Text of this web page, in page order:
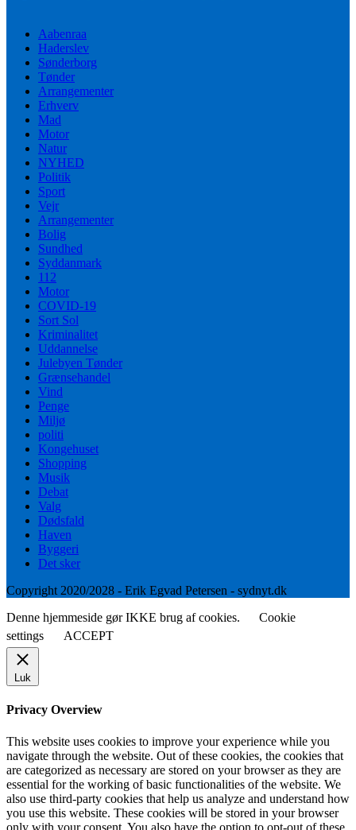
Aabenraa
Haderslev
Sønderborg
Tønder
Arrangementer
Erhverv
Mad
Motor
Natur
NYHED
Politik
Sport
Vejr
Arrangementer
Bolig
Sundhed
Syddanmark
112
Motor
COVID-19
Sort Sol
Kriminalitet
Uddannelse
Julebyen Tønder
Grænsehandel
Vind
Penge
Miljø
politi
Kongehuset
Shopping
Musik
Debat
Valg
Dødsfald
Haven
Byggeri
Det sker
Copyright 2020/2028 - Erik Egvad Petersen - sydnyt.dk
Denne hjemmeside gør IKKE brug af cookies.
Cookie
settings
ACCEPT
Luk
Privacy Overview
This website uses cookies to improve your experience while you
navigate through the website. Out of these cookies, the cookies that
are categorized as necessary are stored on your browser as they are
essential for the working of basic functionalities of the website. We
also use third-party cookies that help us analyze and understand how
you use this website. These cookies will be stored in your browser
only with your consent. You also have the option to opt-out of these